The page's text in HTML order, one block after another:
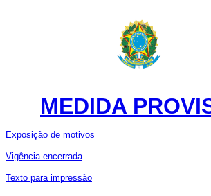
MEDIDA
Exposição de motivos
Vigência encerrada
Texto para impressão